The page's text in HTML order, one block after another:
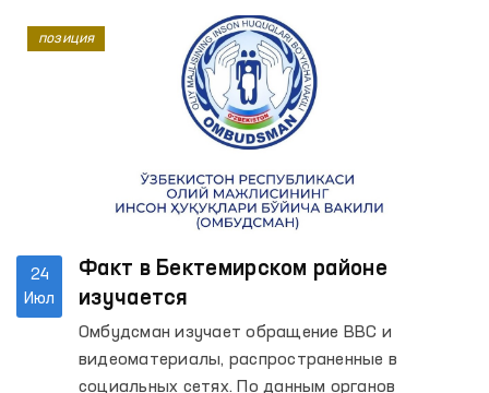
Ташкентской области.
24
Июл
Факт в Бектемирском районе
изучается
Омбудсман изучает обращение BBC и
видеоматериалы, распространенные в
социальных сетях. По данным органов
позиция